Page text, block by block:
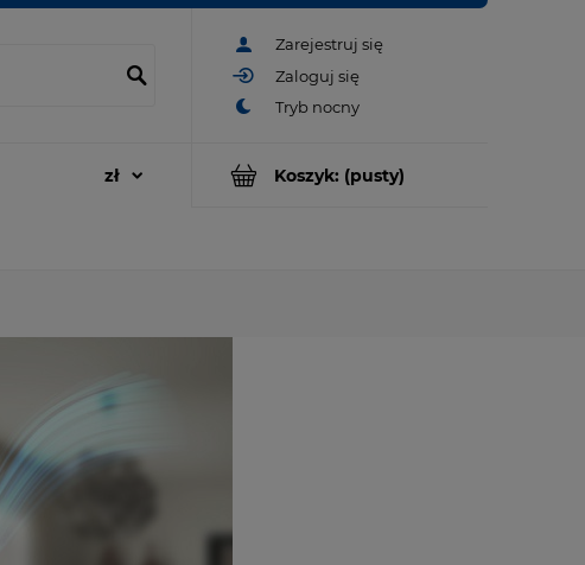
Zarejestruj się
Zaloguj się
Koszyk: (pusty)